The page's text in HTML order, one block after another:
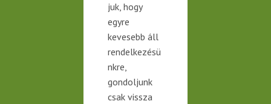
juk, hogy
egyre
kevesebb áll
rendelkezésü
nkre,
gondoljunk
csak vissza